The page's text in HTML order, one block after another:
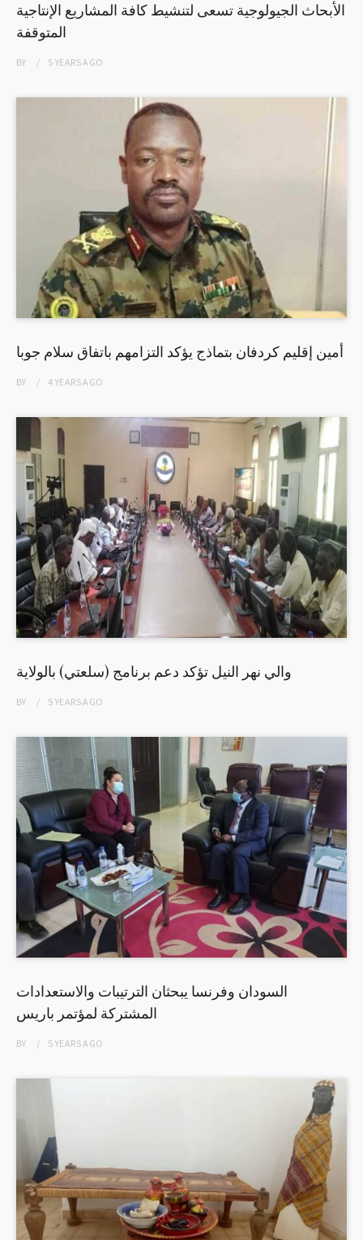
الأبحاث الجيولوجية تسعى لتنشيط كافة المشاريع الإنتاجية
المتوقفة
BY 5 YEARSAGO
أمين إقليم كردفان بتماذج يؤكد التزامهم باتفاق سلام جوبا
BY 4 YEARSAGO
والي نهر النيل تؤكد دعم برنامج (سلعتي) بالولاية
BY 5 YEARSAGO
السودان وفرنسا يبحثان الترتيبات والاستعدادات
المشتركة لمؤتمر باريس
BY 5 YEARSAGO